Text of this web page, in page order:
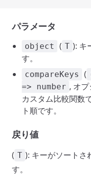
パラメータ
object ( T ): キ
す。
compareKeys (
=> number , オ
カスタム比較関数
ト順です。
戻り値
( T ): キーがソートさ
す。